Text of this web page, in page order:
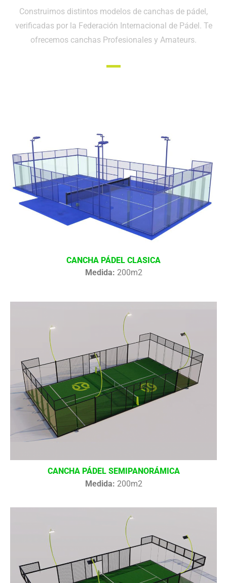
Construimos distintos modelos de canchas de pádel,
verificadas por la Federación Internacional de Pádel. Te
ofrecemos canchas Profesionales y Amateurs.
CANCHA PÁDEL CLASICA
Medida: 200m2
CANCHA PÁDEL SEMIPANORÁMICA
Medida: 200m2